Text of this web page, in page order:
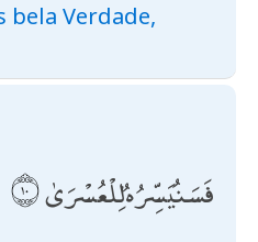
bela Verdade,
فَسَنُيَسِّرُهُ لِلْعُسْرَىٰ